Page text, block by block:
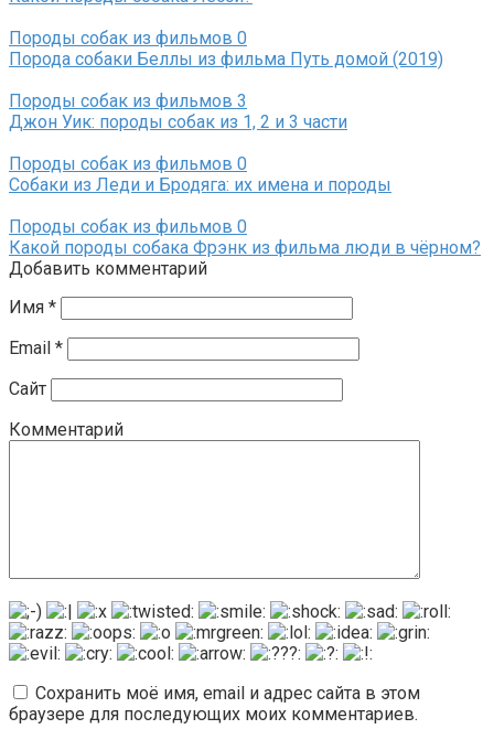
Породы собак из фильмов 0
Порода собаки Беллы из фильма Путь домой (2019)
Породы собак из фильмов 3
Джон Уик: породы собак из 1, 2 и 3 части
Породы собак из фильмов 0
Собаки из Леди и Бродяга: их имена и породы
Породы собак из фильмов 0
Какой породы собака Фрэнк из фильма люди в чёрном?
Добавить комментарий
Имя *
Email *
Сайт
Комментарий
Сохранить моё имя, email и адрес сайта в этом
браузере для последующих моих комментариев.